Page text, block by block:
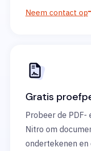
Neem contact op
Gratis
Probeer de PDF-
Nitro om
ondertekenen en